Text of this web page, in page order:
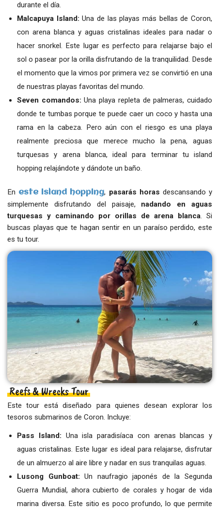
durante el día.
Malcapuya Island: Una de las playas más bellas de Coron,
con arena blanca y aguas cristalinas ideales para nadar o
hacer snorkel. Este lugar es perfecto para relajarse bajo el
sol o pasear por la orilla disfrutando de la tranquilidad. Desde
el momento que la vimos por primera vez se convirtió en una
de nuestras playas favoritas del mundo.
Seven comandos: Una playa repleta de palmeras, cuidado
donde te tumbas porque te puede caer un coco y hasta una
rama en la cabeza. Pero aún con el riesgo es una playa
realmente preciosa que merece mucho la pena, aguas
turquesas y arena blanca, ideal para terminar tu island
hopping relajándote y dándote un baño.
En este island hopping, pasarás horas descansando y
simplemente disfrutando del paisaje, nadando en aguas
turquesas y caminando por orillas de arena blanca. Si
buscas playas que te hagan sentir en un paraíso perdido, este
es tu tour.
Reefs & Wrecks Tour
Este tour está diseñado para quienes desean explorar los
tesoros submarinos de Coron. Incluye:
Pass Island: Una isla paradisíaca con arenas blancas y
aguas cristalinas. Este lugar es ideal para relajarse, disfrutar
de un almuerzo al aire libre y nadar en sus tranquilas aguas.
Lusong Gunboat: Un naufragio japonés de la Segunda
Guerra Mundial, ahora cubierto de corales y hogar de vida
marina diversa. Este sitio es poco profundo, lo que permite